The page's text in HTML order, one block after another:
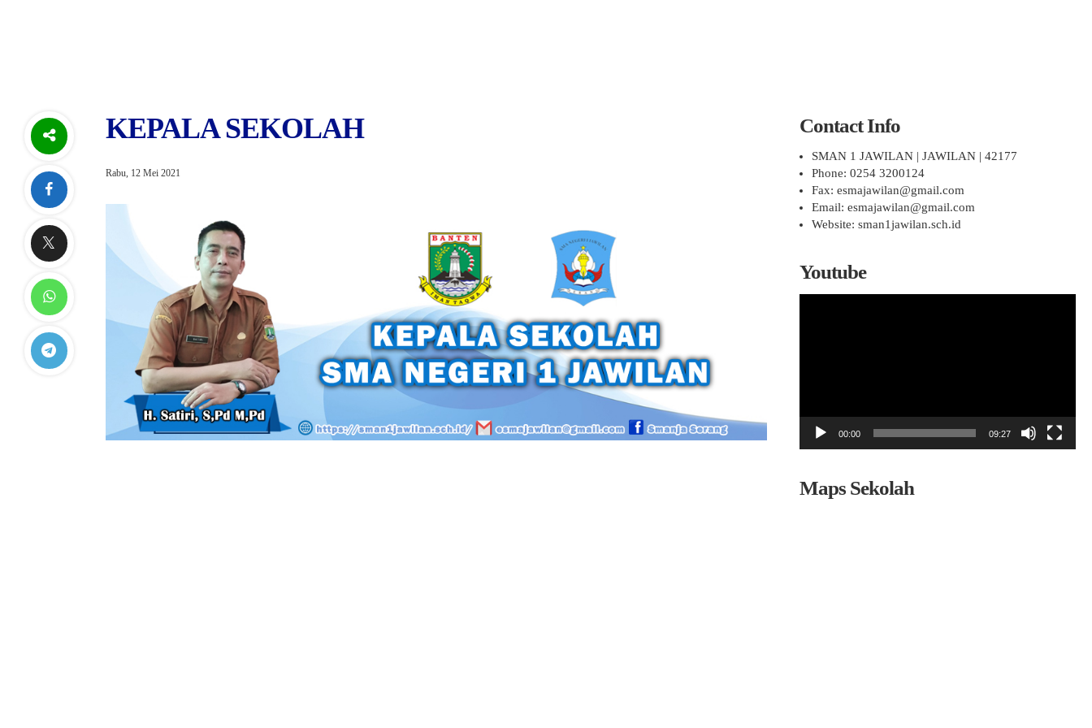
KEPALA SEKOLAH
Rabu, 12 Mei 2021
Contact Info
SMAN 1 JAWILAN | JAWILAN | 42177
Phone: 0254 3200124
Fax: esmajawilan@gmail.com
Email: esmajawilan@gmail.com
Website: sman1jawilan.sch.id
Youtube
00:00 09:27
Maps Sekolah